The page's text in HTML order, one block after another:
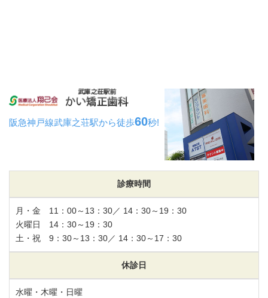
阪急神戸線武庫之荘駅から徒歩60秒!
診療時間
月・金 11：00～13：30／ 14：30～19：30
火曜日 14：30～19：30
土・祝 9：30～13：30／ 14：30～17：30
休診日
水曜・木曜・日曜